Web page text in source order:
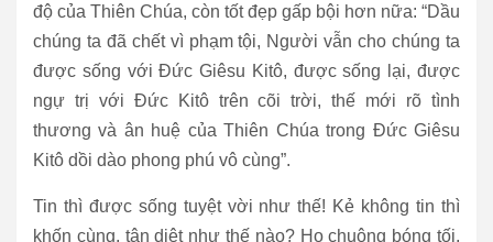
độ của Thiên Chúa, còn tốt đẹp gấp bội hơn nữa: “Dầu
chúng ta đã chết vì phạm tội, Người vẫn cho chúng ta
được sống với Đức Giêsu Kitô, được sống lại, được
ngự trị với Đức Kitô trên cõi trời, thế mới rõ tình
thương và ân huệ của Thiên Chúa trong Đức Giêsu
Kitô dồi dào phong phú vô cùng”.
Tin thì được sống tuyệt vời như thế! Kẻ không tin thì
khốn cùng, tận diệt như thế nào? Họ chuộng bóng tối,